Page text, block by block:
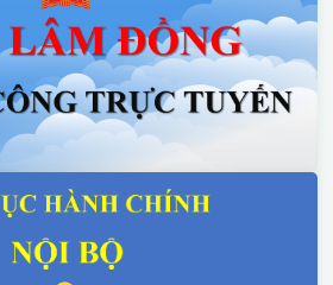
– 1: 2017 về thực hành nông nghiệp
1: trồng trọt cho cán bộ thực hiện
dẫn VietGAP tại các huyện/xã và
nông dân sản xuất thanh long trên
Báo cáo viên trao đổi nội
buổi tập huấn, các
cáo viên đã giúp các&nbsp;học viên
cầu trong xây dựng và quản lý
tại cơ sở cũng như quy trình thực
nhận VietGAP. Mặc dù có những